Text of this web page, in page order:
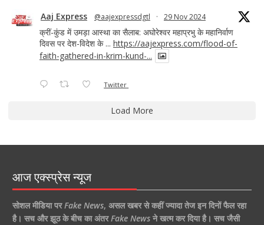
Aaj Express @aajexpressdgtl · 29 Nov 2024
क्रीं-कुंड में उमड़ा आस्था का सैलाब: अघोरेश्वर महाप्रभु के महानिर्वाण
दिवस पर देश-विदेश के ... https://aajexpress.com/flood-of-
faith-gathered-in-krim-kund-...
Twitter
Load More
आज एक्स्प्रेस न्यूज
सोशल मीडिया परFake News, असल खबर से कहीं ज्यादा तेज इन दिनों फैल रहा
है। सच और झूठ के बीच का अंतरFake Newsने खत्म कर दिया है। सच जैसी